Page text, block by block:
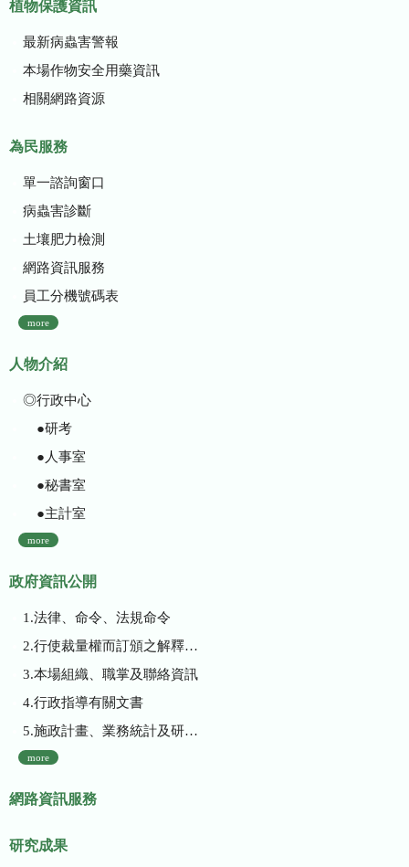
植物保護資訊
最新病蟲害警報
本場作物安全用藥資訊
相關網路資源
為民服務
單一諮詢窗口
病蟲害診斷
土壤肥力檢測
網路資訊服務
員工分機號碼表
more
人物介紹
◎行政中心
●研考
●人事室
●秘書室
●主計室
more
政府資訊公開
1.法律、命令、法規命令
2.行使裁量權而訂頒之解釋性規定及裁量基準
3.本場組織、職掌及聯絡資訊
4.行政指導有關文書
5.施政計畫、業務統計及研究報告
more
網路資訊服務
研究成果